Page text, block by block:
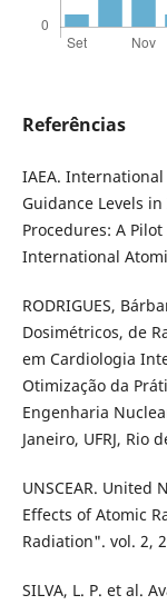
Referências
IAEA.
Guidance Levels
Procedures: A
International
RODRIGUES,
Dosimétricos, de
em Cardiologia
Otimização da
Engenharia
Janeiro, UFRJ, Rio
UNSCEAR. United
Effects of Atomic
Radiation". vol. 2,
SILVA, L. P. et al.